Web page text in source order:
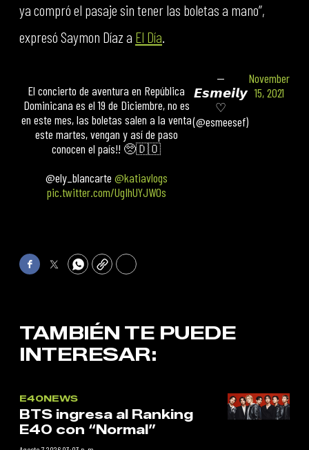
ya compró el pasaje sin tener las boletas a mano”,
expresó Saymon Díaz a El Día
El concierto de aventura en República
Dominicana es el 19 de Diciembre, no es
en este mes, las boletas salen a la venta
este martes, vengan y así de paso
conocen el país!! 🥺🇩🇴
@ely_blancarte @katiavlogs
pic.twitter.com/UgIhUYJW0s
—
𝙀𝙨𝙢𝙚𝙞𝙡𝙮
♡
(@esmeesef)
November
15, 2021
FacebookTwitterWhatsApp
Copy Print
TAMBIÉN TE PUEDE
INTERESAR:
E40NEWS
BTS ingresa al Ranking
E40 con “Normal”